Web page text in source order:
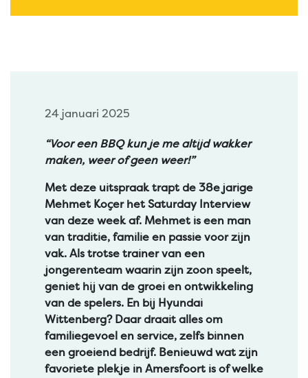
24 januari 2025
“Voor een BBQ kun je me altijd wakker
maken, weer of geen weer!”
Met deze uitspraak trapt de 38e jarige
Mehmet Koçer het Saturday Interview
van deze week af. Mehmet is een man
van traditie, familie en passie voor zijn
vak. Als trotse trainer van een
jongerenteam waarin zijn zoon speelt,
geniet hij van de groei en ontwikkeling
van de spelers. En bij Hyundai
Wittenberg? Daar draait alles om
familiegevoel en service, zelfs binnen
een groeiend bedrijf. Benieuwd wat zijn
favoriete plekje in Amersfoort is of welke